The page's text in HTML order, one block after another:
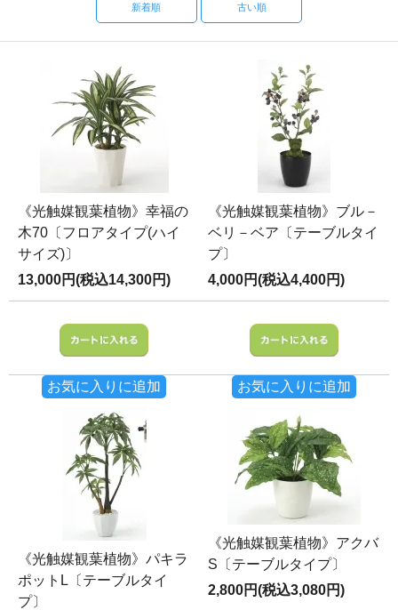
新着順 古い順
《光触媒観葉植物》幸福の
木70〔フロアタイプ(ハイ
サイズ)〕
13,000円(税込14,300円)
お気に入りに追加
《光触媒観葉植物》ブル－
ベリ－ベア〔テーブルタイ
プ〕
4,000円(税込4,400円)
お気に入りに追加
《光触媒観葉植物》パキラ
ポットL〔テーブルタイ
プ〕
《光触媒観葉植物》アクバ
S〔テーブルタイプ〕
2,800円(税込3,080円)